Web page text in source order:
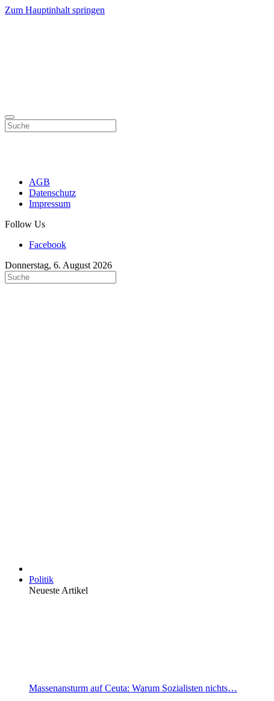
Zum Hauptinhalt springen
AGB
Datenschutz
Impressum
Follow Us
Facebook
Donnerstag, 6. August 2026
Politik
Neueste Artikel
Massenansturm auf Ceuta: Warum Sozialisten nichts…